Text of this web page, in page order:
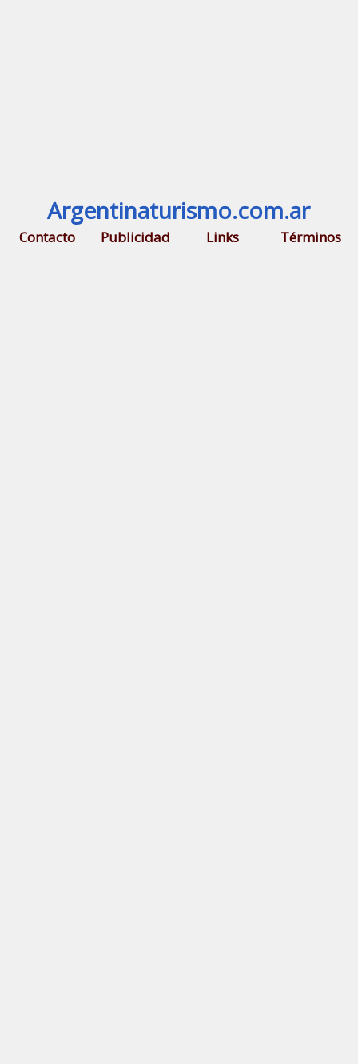
Argentinaturismo.com.ar
Contacto Publicidad Links Términos